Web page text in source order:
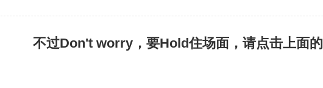
不过Don't worry，要Hold住场面，请点击上面的